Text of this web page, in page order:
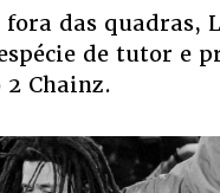
das quadras,
de tutor e
Chainz.